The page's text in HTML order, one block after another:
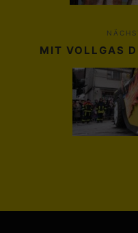
MIT VOLLGAS